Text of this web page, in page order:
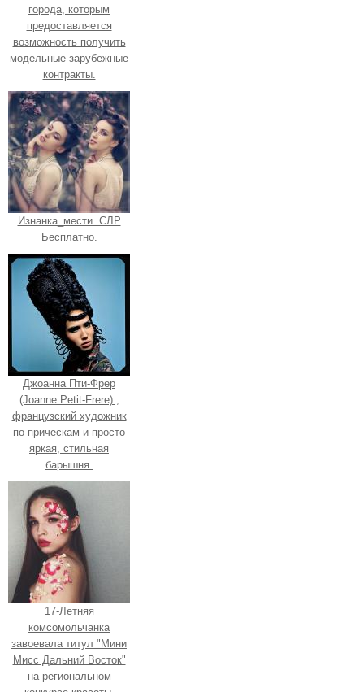
города, которым
предоставляется
возможность получить
модельные зарубежные
контракты.
Изнанка_мести. СЛР
Бесплатно.
Джоанна Пти-Фрер
(Joanne Petit-Frere) ,
французский художник
по прическам и просто
яркая, стильная
барышня.
17-Летняя
комсомольчанка
завоевала титул "Мини
Мисс Дальний Восток"
на региональном